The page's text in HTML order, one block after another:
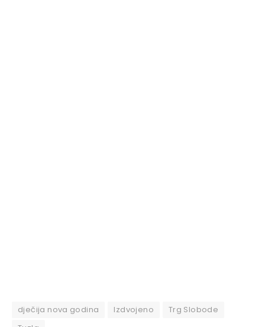
dječija nova godina Izdvojeno
Trg Slobode